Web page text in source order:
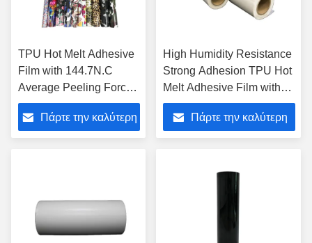
TPU Hot Melt Adhesive
Film with 144.7N.C
Average Peeling Force,
High Humidity
Resistance, and
Release Paper Base for
Πάρτε την καλύτερη
High Humidity Resistance
Strong Adhesion TPU Hot
Melt Adhesive Film with
10-15 Press Time and 0.3-
0.6 Press Pressure
Πάρτε την καλύτερη